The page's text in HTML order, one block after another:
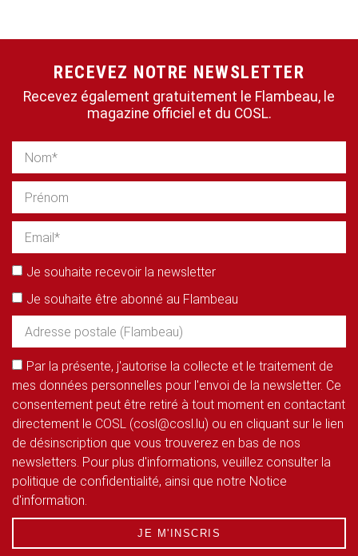
RECEVEZ NOTRE NEWSLETTER
Recevez également gratuitement le Flambeau, le
magazine officiel et du COSL.
Je souhaite recevoir la newsletter
Je souhaite être abonné au Flambeau
Par la présente, j'autorise la collecte et le traitement de
mes données personnelles pour l'envoi de la newsletter. Ce
consentement peut être retiré à tout moment en contactant
directement le COSL (cosl@cosl.lu) ou en cliquant sur le lien
de désinscription que vous trouverez en bas de nos
newsletters. Pour plus d'informations, veuillez consulter la
politique de confidentialité, ainsi que notre Notice
d'information.
JE M'INSCRIS